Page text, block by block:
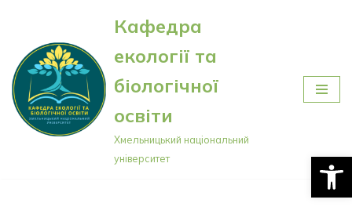
Перейти
до
вмісту
Кафедра
екології та
біологічної
освіти
Хмельницький національний
університет